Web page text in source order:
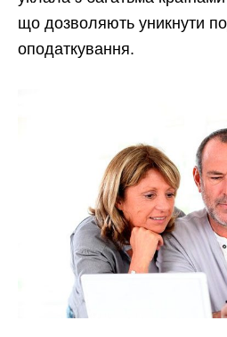
що дозволяють уникнути
оподаткування.